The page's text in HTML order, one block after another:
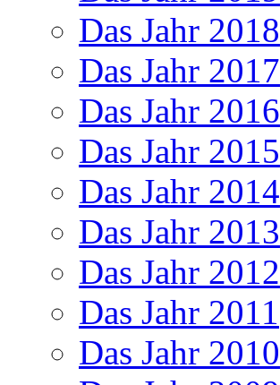
Das Jahr 2018
Das Jahr 2017
Das Jahr 2016
Das Jahr 2015
Das Jahr 2014
Das Jahr 2013
Das Jahr 2012
Das Jahr 2011
Das Jahr 2010